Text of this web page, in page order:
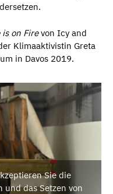
is on Firevon Icy and
Klimaaktivistin Greta
in Davos 2019.
Sie die
und das Setzen von